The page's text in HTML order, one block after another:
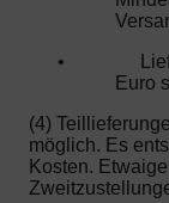
•
Euro
(4)
möglich. Es
Kosten.